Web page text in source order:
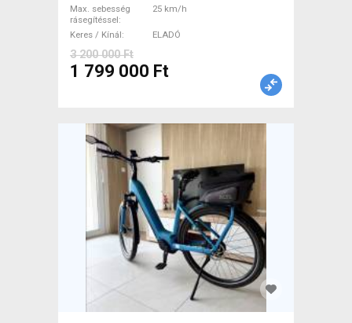
Max. sebesség
rásegítéssel
25 km/h
Keres / Kínál ELADÓ
3 200 000 Ft
1 799 000 Ft